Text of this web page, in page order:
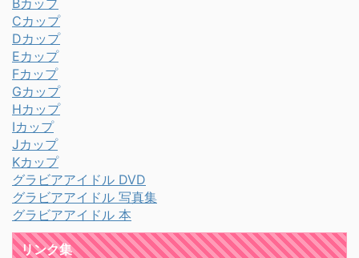
Bカップ
Cカップ
Dカップ
Eカップ
Fカップ
Gカップ
Hカップ
Iカップ
Jカップ
Kカップ
グラビアアイドル DVD
グラビアアイドル 写真集
グラビアアイドル 本
リンク集